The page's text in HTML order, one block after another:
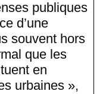
publiques
d’une
souvent hors
que les
en
urbaines »,